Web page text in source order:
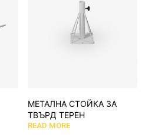
МЕТАЛНА СТОЙКА ЗА
ТВЪРД ТЕРЕН
READ MORE